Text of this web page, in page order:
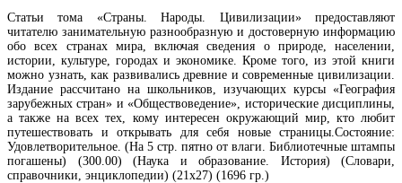
Статьи тома «Страны. Народы. Цивилизации» предоставляют
читателю занимательную разнообразную и достоверную информацию
обо всех странах мира, включая сведения о природе, населении,
истории, культуре, городах и экономике. Кроме того, из этой книги
можно узнать, как развивались древние и современные цивилизации.
Издание рассчитано на школьников, изучающих курсы «География
зарубежных стран» и «Обществоведение», исторические дисциплины,
а также на всех тех, кому интересен окружающий мир, кто любит
путешествовать и открывать для себя новые страницы.Состояние:
Удовлетворительное. (На 5 стр. пятно от влаги. Библиотечные штампы
погашены) (300.00) (Наука и образование. История) (Словари,
справочники, энциклопедии) (21х27) (1696 гр.)